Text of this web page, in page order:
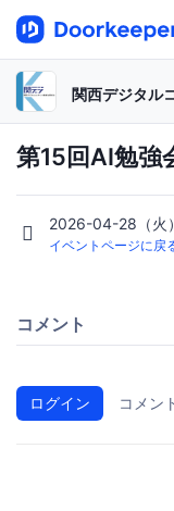
関西デジタル
第15回AI勉強
2026-04-28（火
イベントページに戻
コメント
ログイン コメン